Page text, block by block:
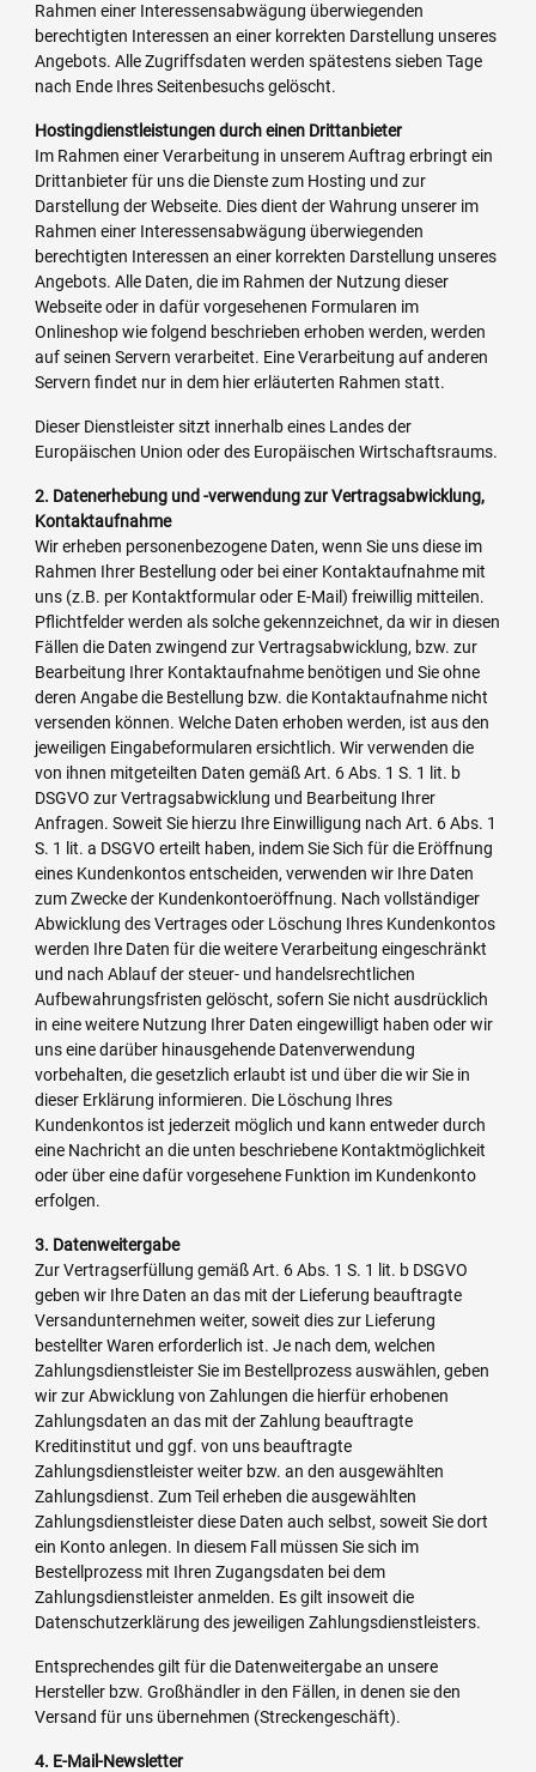
Rahmen einer Interessensabwägung überwiegenden
berechtigten Interessen an einer korrekten Darstellung unseres
Angebots. Alle Zugriffsdaten werden spätestens sieben Tage
nach Ende Ihres Seitenbesuchs gelöscht.
Hostingdienstleistungen durch einen Drittanbieter
Im Rahmen einer Verarbeitung in unserem Auftrag erbringt ein
Drittanbieter für uns die Dienste zum Hosting und zur
Darstellung der Webseite. Dies dient der Wahrung unserer im
Rahmen einer Interessensabwägung überwiegenden
berechtigten Interessen an einer korrekten Darstellung unseres
Angebots. Alle Daten, die im Rahmen der Nutzung dieser
Webseite oder in dafür vorgesehenen Formularen im
Onlineshop wie folgend beschrieben erhoben werden, werden
auf seinen Servern verarbeitet. Eine Verarbeitung auf anderen
Servern findet nur in dem hier erläuterten Rahmen statt.
Dieser Dienstleister sitzt innerhalb eines Landes der
Europäischen Union oder des Europäischen Wirtschaftsraums.
2. Datenerhebung und -verwendung zur Vertragsabwicklung,
Kontaktaufnahme
Wir erheben personenbezogene Daten, wenn Sie uns diese im
Rahmen Ihrer Bestellung oder bei einer Kontaktaufnahme mit
uns (z.B. per Kontaktformular oder E-Mail) freiwillig mitteilen.
Pflichtfelder werden als solche gekennzeichnet, da wir in diesen
Fällen die Daten zwingend zur Vertragsabwicklung, bzw. zur
Bearbeitung Ihrer Kontaktaufnahme benötigen und Sie ohne
deren Angabe die Bestellung bzw. die Kontaktaufnahme nicht
versenden können. Welche Daten erhoben werden, ist aus den
jeweiligen Eingabeformularen ersichtlich. Wir verwenden die
von ihnen mitgeteilten Daten gemäß Art. 6 Abs. 1 S. 1 lit. b
DSGVO zur Vertragsabwicklung und Bearbeitung Ihrer
Anfragen. Soweit Sie hierzu Ihre Einwilligung nach Art. 6 Abs. 1
S. 1 lit. a DSGVO erteilt haben, indem Sie Sich für die Eröffnung
eines Kundenkontos entscheiden, verwenden wir Ihre Daten
zum Zwecke der Kundenkontoeröffnung. Nach vollständiger
Abwicklung des Vertrages oder Löschung Ihres Kundenkontos
werden Ihre Daten für die weitere Verarbeitung eingeschränkt
und nach Ablauf der steuer- und handelsrechtlichen
Aufbewahrungsfristen gelöscht, sofern Sie nicht ausdrücklich
in eine weitere Nutzung Ihrer Daten eingewilligt haben oder wir
uns eine darüber hinausgehende Datenverwendung
vorbehalten, die gesetzlich erlaubt ist und über die wir Sie in
dieser Erklärung informieren. Die Löschung Ihres
Kundenkontos ist jederzeit möglich und kann entweder durch
eine Nachricht an die unten beschriebene Kontaktmöglichkeit
oder über eine dafür vorgesehene Funktion im Kundenkonto
erfolgen.
3. Datenweitergabe
Zur Vertragserfüllung gemäß Art. 6 Abs. 1 S. 1 lit. b DSGVO
geben wir Ihre Daten an das mit der Lieferung beauftragte
Versandunternehmen weiter, soweit dies zur Lieferung
bestellter Waren erforderlich ist. Je nach dem, welchen
Zahlungsdienstleister Sie im Bestellprozess auswählen, geben
wir zur Abwicklung von Zahlungen die hierfür erhobenen
Zahlungsdaten an das mit der Zahlung beauftragte
Kreditinstitut und ggf. von uns beauftragte
Zahlungsdienstleister weiter bzw. an den ausgewählten
Zahlungsdienst. Zum Teil erheben die ausgewählten
Zahlungsdienstleister diese Daten auch selbst, soweit Sie dort
ein Konto anlegen. In diesem Fall müssen Sie sich im
Bestellprozess mit Ihren Zugangsdaten bei dem
Zahlungsdienstleister anmelden. Es gilt insoweit die
Datenschutzerklärung des jeweiligen Zahlungsdienstleisters.
Entsprechendes gilt für die Datenweitergabe an unsere
Hersteller bzw. Großhändler in den Fällen, in denen sie den
Versand für uns übernehmen (Streckengeschäft).
4. E-Mail-Newsletter